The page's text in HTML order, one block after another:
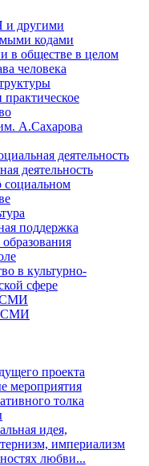
и другими
кодами
в обществе в целом
человека
А.Сахарова
деятельность
деятельность
социальном
поддержка
в культурно-
сфере
СМИ
СМИ
проекта
мероприятия
толка
идея,
империализм
любви...